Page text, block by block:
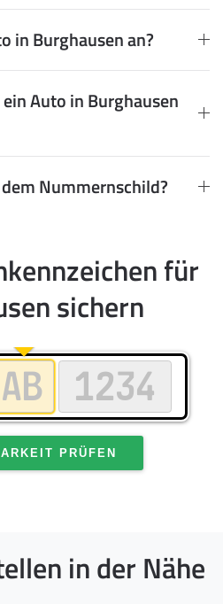
in Burghausen an?
Auto in Burghausen
Nummernschild?
für
sichern
PRÜFEN
in der Nähe